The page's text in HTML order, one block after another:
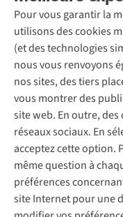
Pour vous garantir la
utilisons des cookies
(et des technologies
nous vous renvoyons
nos sites, des tiers
vous montrer des
site web. En outre,
réseaux sociaux. En
acceptez cette option.
même question à
préférences
site Internet pour une
Entretien & réparations
Garantie
Contactez-nous
Nos magasins
À propos d’A.S.Adventure
Déclaration d'accessibilité
Entretien de ski
Service de lavage
Entretien de chaussures
Réparation de chaussures
Réparation de vêtements
Retouches
Pour les entreprises
A.S.Magazine
Explore Camp
Expertise & conseils
Abonnez-vous à la